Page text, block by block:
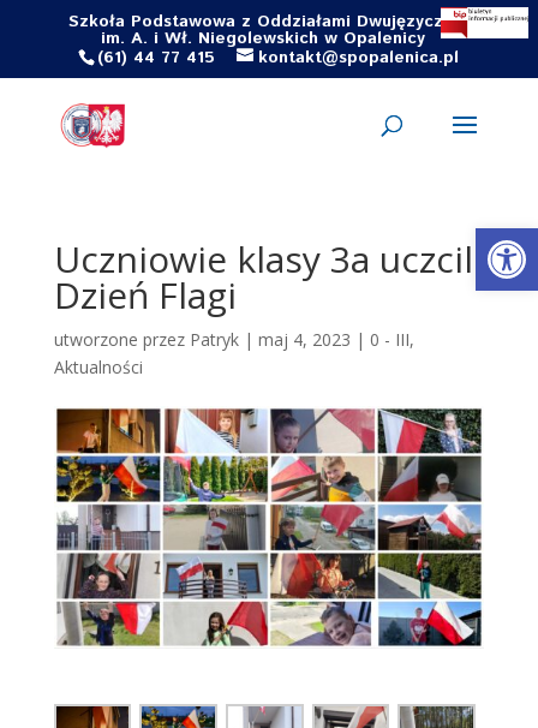
Szkoła Podstawowa z Oddziałami Dwujęzycznymi
im. A. i Wł. Niegolewskich w Opalenicy
(61) 44 77 415
kontakt@spopalenica.pl
Uczniowie klasy 3a uczcili
Dzień Flagi
utworzone przez Patryk| maj 4, 2023 | 0 - III,
Aktualności